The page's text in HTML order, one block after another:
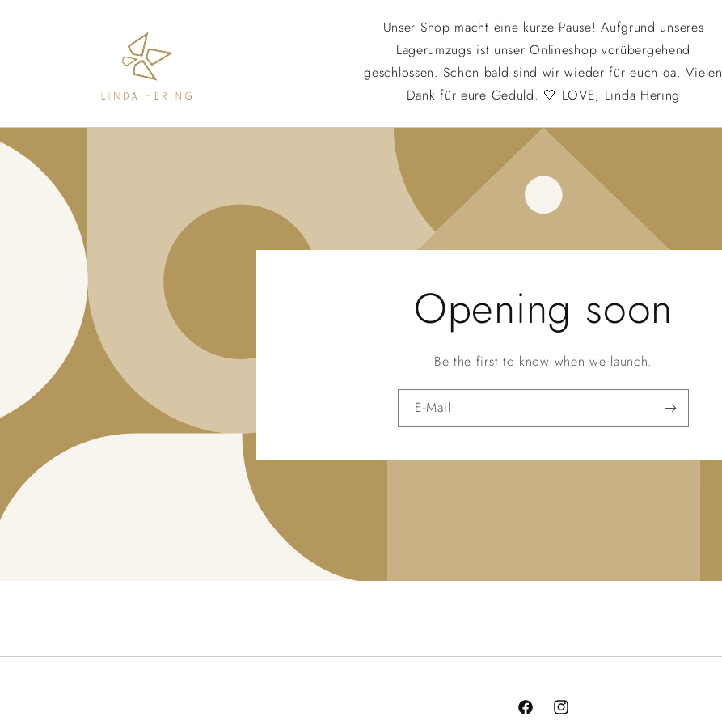
Unser Shop macht eine kurze Pause! Aufgrund unseres
Lagerumzugs ist unser Onlineshop vorübergehend
geschlossen. Schon bald sind wir wieder für euch da. Vielen
Dank für eure Geduld. 🤍 LOVE, Linda Hering
Opening soon
Be the first to know when we launch.
E-Mail
FacebookInstagram